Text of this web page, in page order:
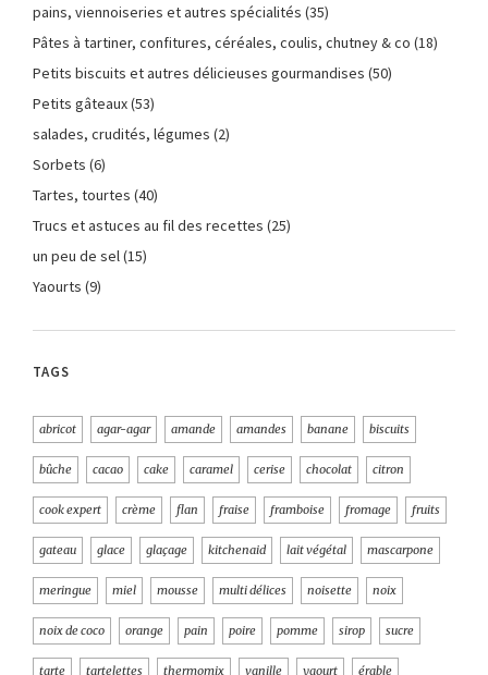
pains, viennoiseries et autres spécialités (35)
Pâtes à tartiner, confitures, céréales, coulis, chutney & co (18)
Petits biscuits et autres délicieuses gourmandises (50)
Petits gâteaux(53)
salades, crudités, légumes (2)
Sorbets (6)
Tartes, tourtes (40)
Trucs et astuces au fil des recettes (25)
un peu de sel(15)
Yaourts (9)
TAGS
abricot agar-agar amande amandes banane biscuits
bûche cacao cake caramel cerise chocolat citron
cook expert crème flan fraise framboise fromage fruits
gateau glace glaçage kitchenaid lait végétal mascarpone
meringue miel mousse multi délices noisette noix
noix de coco orange pain poire pomme sirop sucre
tarte tartelettes thermomix vanille yaourt érable